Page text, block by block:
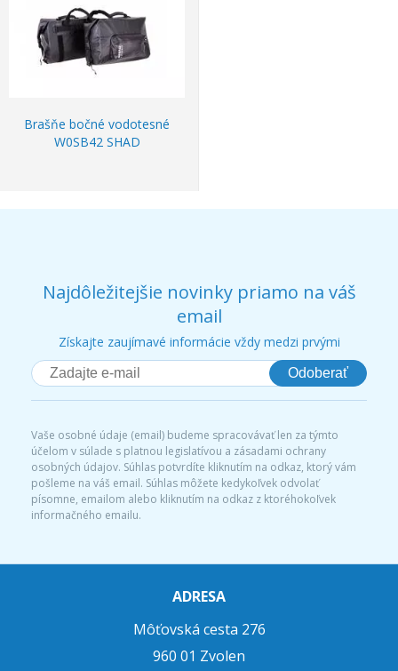
Brašňe bočné vodotesné
W0SB42 SHAD
Najdôležitejšie novinky priamo na váš
email
Získajte zaujímavé informácie vždy medzi prvými
Odoberať
Vaše osobné údaje (email) budeme spracovávať len za týmto
účelom v súlade s platnou legislatívou a zásadami ochrany
osobných údajov. Súhlas potvrdíte kliknutím na odkaz, ktorý vám
pošleme na váš email. Súhlas môžete kedykoľvek odvolať
písomne, emailom alebo kliknutím na odkaz z ktoréhokoľvek
informačného emailu.
ADRESA
Môťovská cesta 276
960 01 Zvolen